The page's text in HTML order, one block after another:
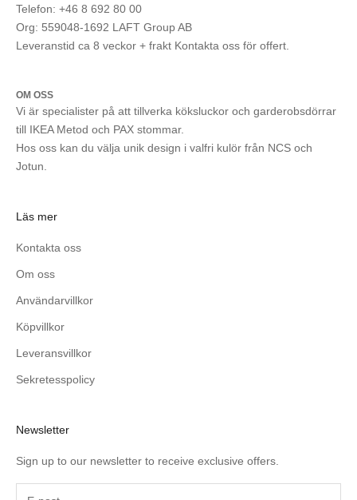
Telefon: +46 8 692 80 00
Org: 559048-1692 LAFT Group AB
Leveranstid ca 8 veckor + frakt Kontakta oss för offert.
OM OSS
Vi är specialister på att tillverka köksluckor och garderobsdörrar
till IKEA Metod och PAX stommar.
Hos oss kan du välja unik design i valfri kulör från NCS och
Jotun.
Läs mer
Kontakta oss
Om oss
Användarvillkor
Köpvillkor
Leveransvillkor
Sekretesspolicy
Newsletter
Sign up to our newsletter to receive exclusive offers.